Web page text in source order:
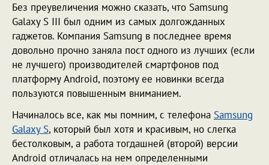
Без преувеличения можно сказать, что Samsung
Galaxy S III был одним из самых долгожданных
гаджетов. Компания Samsung в последнее время
довольно прочно заняла пост одного из лучших (если
не лучшего) производителей смартфонов под
платформу Android, поэтому ее новинки всегда
пользуются повышенным вниманием.
Начиналось все, как мы помним, с телефона Samsung
Galaxy S, который был хотя и красивым, но слегка
бестолковым, а работа тогдашней (второй) версии
Android отличалась на нем определенными